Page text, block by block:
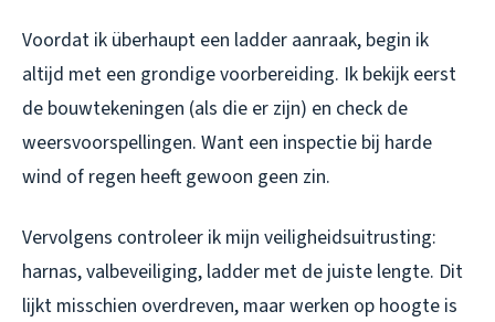
Voordat ik überhaupt een ladder aanraak, begin ik
altijd met een grondige voorbereiding. Ik bekijk eerst
de bouwtekeningen (als die er zijn) en check de
weersvoorspellingen. Want een inspectie bij harde
wind of regen heeft gewoon geen zin.
Vervolgens controleer ik mijn veiligheidsuitrusting:
harnas, valbeveiliging, ladder met de juiste lengte. Dit
lijkt misschien overdreven, maar werken op hoogte is